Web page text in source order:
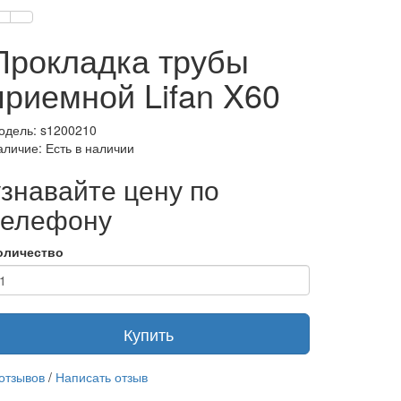
трубы
Lifan X60
s1200210
Есть в наличии
цену по
Купить
/ Написать отзыв